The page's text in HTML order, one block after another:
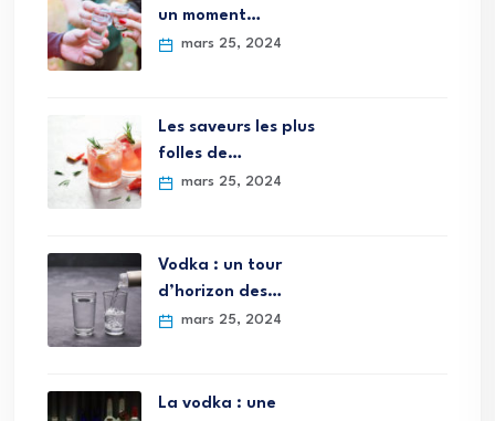
un moment…
mars 25, 2024
Les saveurs les plus
folles de…
mars 25, 2024
Vodka : un tour
d’horizon des…
mars 25, 2024
La vodka : une